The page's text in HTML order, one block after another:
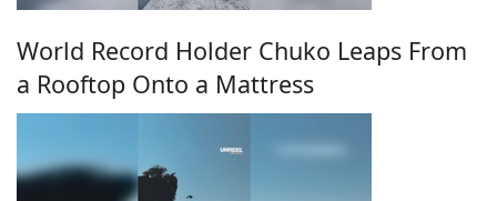
World Record Holder Chuko Leaps From
a Rooftop Onto a Mattress